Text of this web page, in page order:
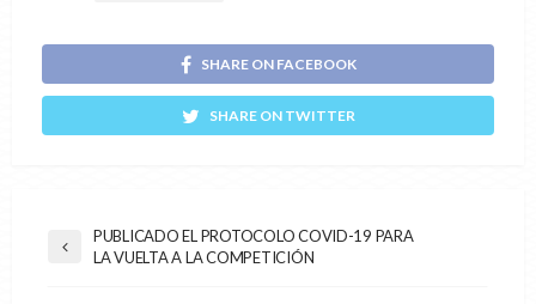
SHARE ON FACEBOOK
SHARE ON TWITTER
PUBLICADO EL PROTOCOLO COVID-19 PARA
LA VUELTA A LA COMPETICIÓN